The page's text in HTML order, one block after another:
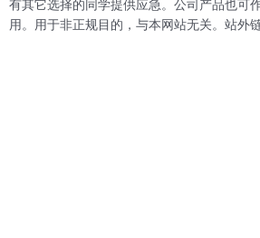
有其它选择的同学提供应急。公司产品也可
用。用于非正规目的，与本网站无关。站外